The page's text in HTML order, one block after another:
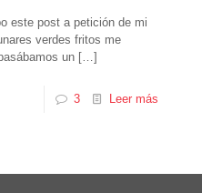
este post a petición de mi
verdes fritos me
un […]
3 Leer más